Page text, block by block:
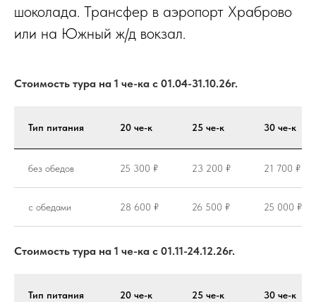
шоколада. Трансфер в аэропорт Храброво
или на Южный ж/д вокзал.
Стоимость тура на 1 че-ка с 01.04-31.10.26г.
Тип питания 20 че-к 25 че-к 30 че-к
без обедов 25 300 ₽ 23 200 ₽ 21 700 ₽
с обедами 28 600 ₽ 26 500 ₽ 25 000 ₽
Стоимость тура на 1 че-ка с 01.11-24.12.26г.
Тип питания 20 че-к 25 че-к 30 че-к